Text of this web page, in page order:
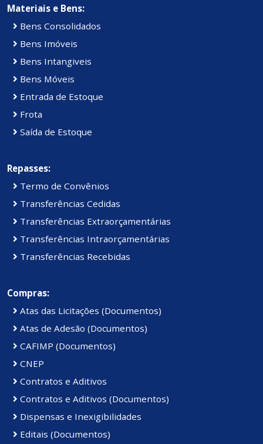
Materiais e Bens:
Bens Consolidados
Bens Imóveis
Bens Intangiveis
Bens Móveis
Entrada de Estoque
Frota
Saída de Estoque
Repasses:
Termo de Convênios
Transferências Cedidas
Transferências Extraorçamentárias
Transferências Intraorçamentárias
Transferências Recebidas
Compras:
Atas das Licitações (Documentos)
Atas de Adesão (Documentos)
CAFIMP (Documentos)
CNEP
Contratos e Aditivos
Contratos e Aditivos (Documentos)
Dispensas e Inexigibilidades
Editais (Documentos)